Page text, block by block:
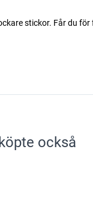
stickor. Får du
också